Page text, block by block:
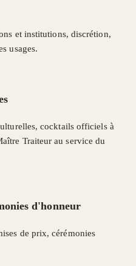
et institutions, discrétion,
usages.
cocktails officiels à
Traiteur au service du
d'honneur
de prix, cérémonies